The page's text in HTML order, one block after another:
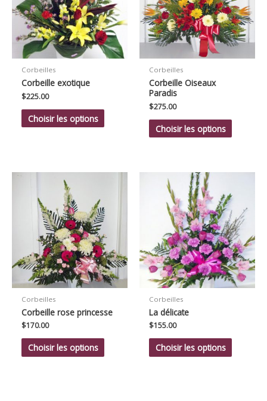
Corbeilles
Corbeille exotique
$225.00
Choisir les options
Corbeilles
Corbeille Oiseaux
Paradis
$275.00
Choisir les options
Corbeilles
Corbeille rose princesse
$170.00
Choisir les options
Corbeilles
La délicate
$155.00
Choisir les options